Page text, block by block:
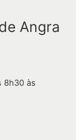
Angra
8h30 às